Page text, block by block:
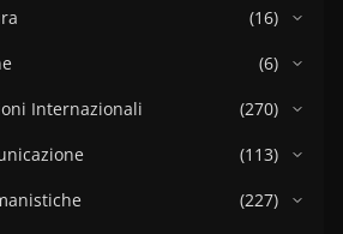
(16)
(6)
Internazionali
(270)
(113)
(227)